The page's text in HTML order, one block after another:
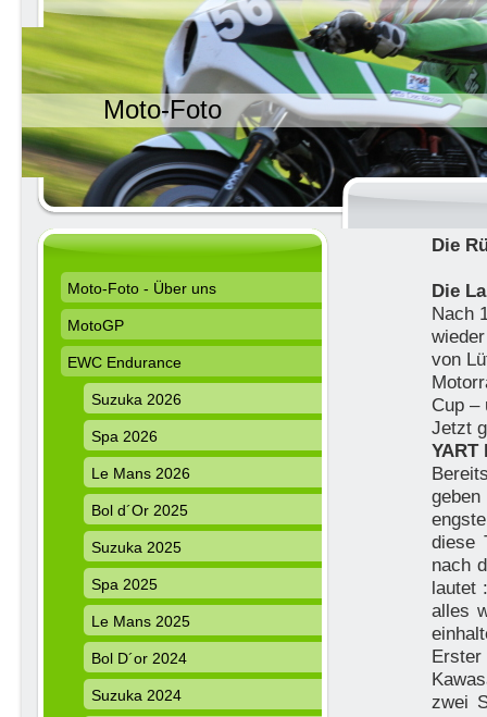
Moto-Foto
Die
Die
Nach
von
Cup –
Jetzt
diese
nach
lautet
alles
zwei
Moto-Foto - Über uns
MotoGP
EWC Endurance
Suzuka 2026
Spa 2026
Le Mans 2026
Bol d´Or 2025
Suzuka 2025
Spa 2025
Le Mans 2025
Bol D´or 2024
Suzuka 2024